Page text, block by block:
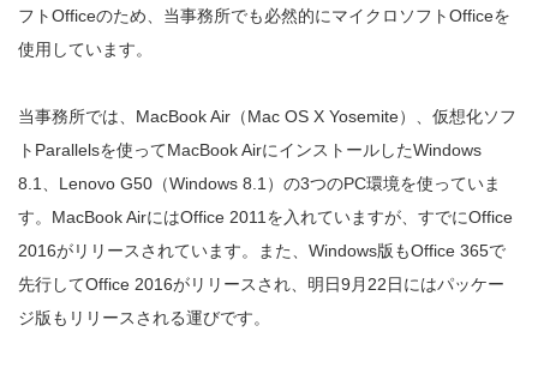
フトOfficeのため、当事務所でも必然的にマイクロソフトOfficeを
使用しています。
当事務所では、MacBook Air（Mac OS X Yosemite）、仮想化ソフ
トParallelsを使ってMacBook AirにインストールしたWindows
8.1、Lenovo G50（Windows 8.1）の3つのPC環境を使っていま
す。MacBook AirにはOffice 2011を入れていますが、すでにOffice
2016がリリースされています。また、Windows版もOffice 365で
先行してOffice 2016がリリースされ、明日9月22日にはパッケー
ジ版もリリースされる運びです。